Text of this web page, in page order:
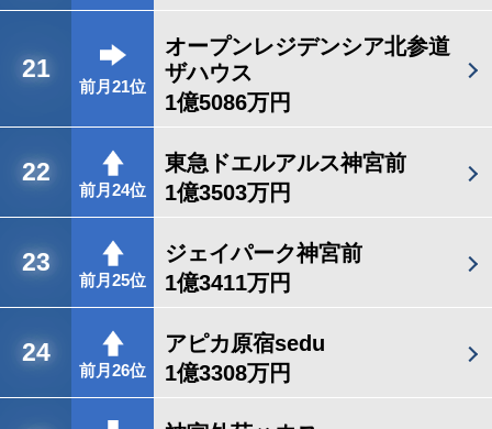
21
前月21位
オープンレジデンシア北参道
ザハウス
1億5086万円
22
前月24位
東急ドエルアルス神宮前
1億3503万円
23
前月25位
ジェイパーク神宮前
1億3411万円
24
前月26位
アピカ原宿sedu
1億3308万円